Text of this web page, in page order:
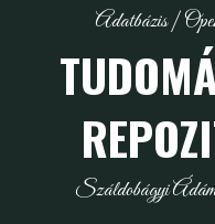
Adatbázis|
Száldobágyi